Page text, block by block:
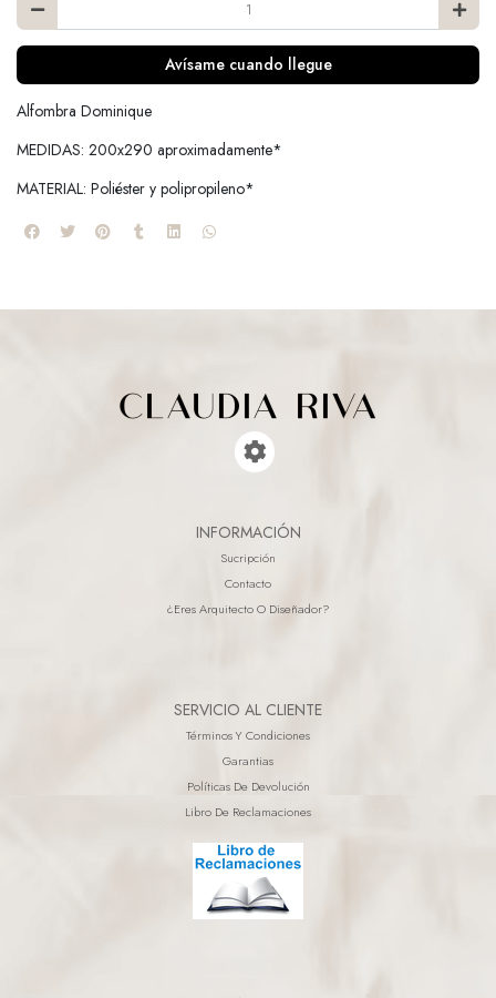
Avísame cuando llegue
Alfombra Dominique
MEDIDAS: 200x290 aproximadamente*
MATERIAL: Poliéster y polipropileno*
INFORMACIÓN
Sucripción
Contacto
¿eres Arquitecto O Diseñador?
SERVICIO AL CLIENTE
Términos Y Condiciones
Garantias
Políticas De Devolución
Libro De Reclamaciones